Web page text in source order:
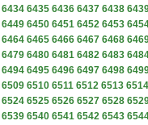
6434 6435 6436 6437 6438
6449 6450 6451 6452 6453
6464 6465 6466 6467 6468
6479 6480 6481 6482 6483
6494 6495 6496 6497 6498
6509 6510 6511 6512 6513 6514
6524 6525 6526 6527 6528
6539 6540 6541 6542 6543